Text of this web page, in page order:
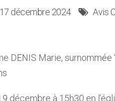
17 décembre 2024 Avis
DENIS Marie, surnommée
décembre à 15h30 en